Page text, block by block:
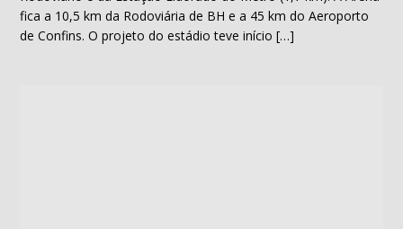
fica a 10,5 km da Rodoviária de BH e a 45 km do Aeroporto
de Confins. O projeto do estádio teve início […]